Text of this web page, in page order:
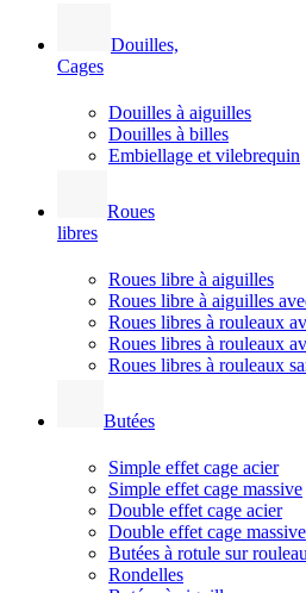
Douilles,
Cages
Douilles à aiguilles
Douilles à billes
Embiellage et vilebrequin
Roues
libres
Roues libre à aiguilles
Roues libre à aiguilles
Roues libres à rouleaux
Roues libres à rouleaux
Roues libres à rouleaux
Butées
Simple effet cage acier
Simple effet cage massive
Double effet cage acier
Double effet cage massive
Butées à rotule sur
Rondelles